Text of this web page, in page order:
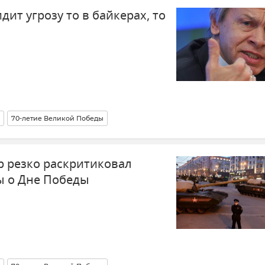
угрозу то в байкерах, то
70-летие Великой Победы
резко раскритиковал
о Дне Победы